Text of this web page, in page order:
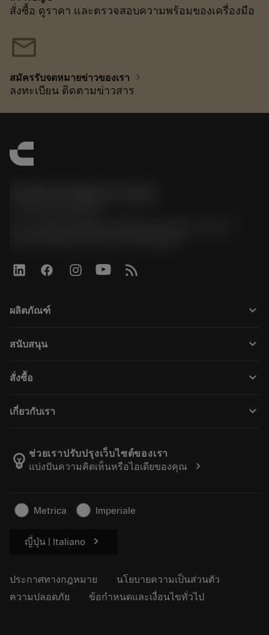
สั่งซื้อ ดูราคา และตรวจสอบความพร้อมของเครื่องมือ
mail
สมัครรับจดหมายข่าวของเรา chevron_right
ลงทะเบียน ติดตามข่าวสาร
ผลิตภัณฑ์ keyboard_arrow_down
ซอฟต์แวร์ทั้งหมด
การรีไซเคิล
Tailor Made
สนับสนุน keyboard_arrow_down
ผู้จัดจำหน่ายและผู้เชี่ยวชาญ
คู่มือและบทช่วยสอน
สั่งซื้อ keyboard_arrow_down
สั่งซื้อ
ติดตามคำสั่งซื้อของคุณ
ทำใบเสนอราคา
เกี่ยวกับเรา keyboard_arrow_down
Manufacturing Wellness
อาชีพ
บทความ
สำหรับสื่อมวลชน
emoji_objects ช่วยเราปรับปรุงเว็บไซต์ของเรา
แบ่งปันความคิดเห็นหรือไอเดียของคุณ
chevron_right
Metrica Imperiale
ญี่ปุ่น | Italiano chevron_right
ประกาศทางกฎหมาย
นโยบายความเป็นส่วนตัว
ความปลอดภัย
ข้อกำหนดและเงื่อนไขทั่วไป